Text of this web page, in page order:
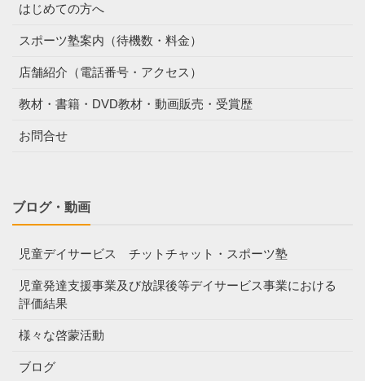
はじめての方へ
スポーツ塾案内（待機数・料金）
店舗紹介（電話番号・アクセス）
教材・書籍・DVD教材・動画販売・受賞歴
お問合せ
ブログ・動画
児童デイサービス チットチャット・スポーツ塾
児童発達支援事業及び放課後等デイサービス事業における
評価結果
様々な啓蒙活動
ブログ